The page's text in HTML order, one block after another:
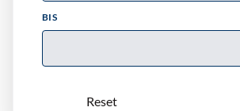
BIS